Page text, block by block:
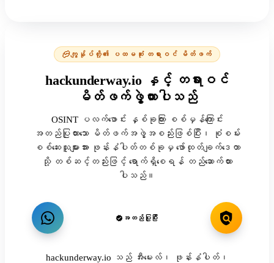
ကျွန်ုပ်တို့၏ ပထမဆုံး တရားဝင် မိတ်ဖက်
hackunderway.io နှင့် တရားဝင်
မိတ်ဖက်ဖွဲ့ထားပါသည်
OSINT ပလက်ဖောင်း နှစ်ခုကြား စစ်မှန်ကြောင်း
အတည်ပြုထားသော မိတ်ဖက်အဖွဲ့အစည်းဖြစ်ပြီး၊ စုံစမ်း
စစ်ဆေးသူများအား ဖုန်းနံပါတ်တစ်ခုမှ ဖော်ထုတ်ချက်ဒေတာ
သို့ တစ်ဆင့်တည်းဖြင့် ရောက်ရှိစေရန် တည်ဆောက်ထား
ပါသည်။
အတည်ပြုပြီး
hackunderway.io သည် အီးမေးလ်၊ ဖုန်းနံပါတ်၊